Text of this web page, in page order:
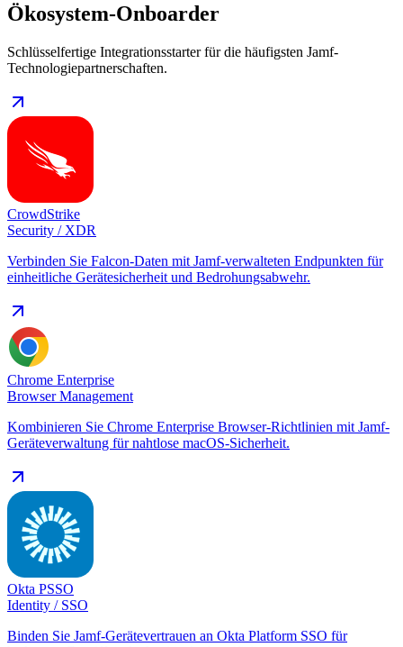
Ökosystem-Onboarder
Schlüsselfertige Integrationsstarter für die häufigsten Jamf-
Technologiepartnerschaften.
CrowdStrike
Security / XDR
Verbinden Sie Falcon-Daten mit Jamf-verwalteten Endpunkten für
einheitliche Gerätesicherheit und Bedrohungsabwehr.
Chrome Enterprise
Browser Management
Kombinieren Sie Chrome Enterprise Browser-Richtlinien mit Jamf-
Geräteverwaltung für nahtlose macOS-Sicherheit.
Okta PSSO
Identity / SSO
Binden Sie Jamf-Gerätevertrauen an Okta Platform SSO für